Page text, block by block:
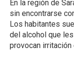
En la región de
sin encontrarse
Los habitantes
del alcohol que
provocan irritación